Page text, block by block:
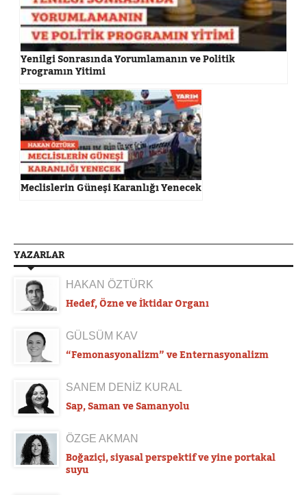
Yenilgi Sonrasında Yorumlamanın ve Politik
Programın Yitimi
Meclislerin Güneşi Karanlığı Yenecek
YAZARLAR
HAKAN ÖZTÜRK
Hedef, Özne ve İktidar Organı
GÜLSÜM KAV
“Femonasyonalizm” ve Enternasyonalizm
SANEM DENİZ KURAL
Sap, Saman ve Samanyolu
ÖZGE AKMAN
Boğaziçi, siyasal perspektif ve yine portakal
suyu